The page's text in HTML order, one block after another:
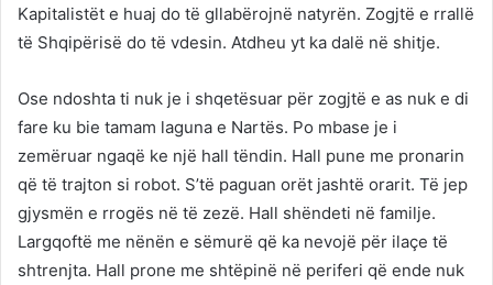
Kapitalistët e huaj do të gllabërojnë natyrën. Zogjtë e rrallë
të Shqipërisë do të vdesin. Atdheu yt ka dalë në shitje.
Ose ndoshta ti nuk je i shqetësuar për zogjtë e as nuk e di
fare ku bie tamam laguna e Nartës. Po mbase je i
zemëruar ngaqë ke një hall tëndin. Hall pune me pronarin
që të trajton si robot. S’të paguan orët jashtë orarit. Të jep
gjysmën e rrogës në të zezë. Hall shëndeti në familje.
Largqoftë me nënën e sëmurë që ka nevojë për ilaçe të
shtrenjta. Hall prone me shtëpinë në periferi që ende nuk